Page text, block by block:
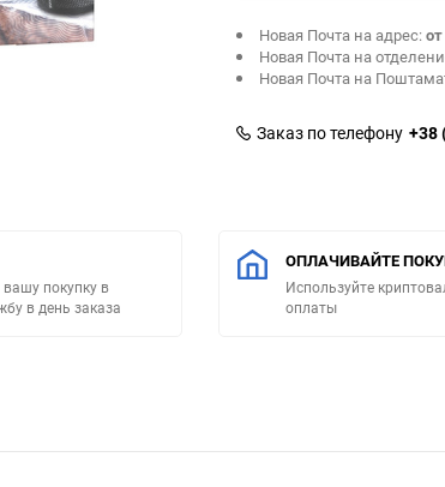
Новая Почта на адрес:
Новая Почта на
Новая Почта на
Заказ по телефону +38
покупку в
в день заказа
ОПЛАЧИВАЙТЕ
Используйте
оплаты